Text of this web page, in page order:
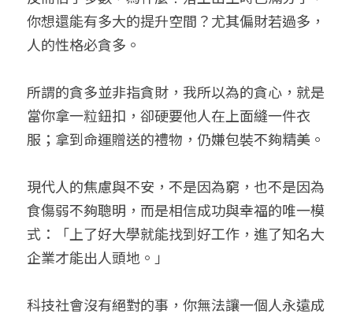
你想還能有多大的提升空間？尤其偏財若過多，
人的性格必貪多。
所謂的貪多並非指貪財，我所以為的貪心，就是
當你拿一粒鈕扣，卻硬要他人在上面縫一件衣
服；拿到命運贈送的禮物，仍嫌包裝不夠精美。
現代人的焦慮與不安，不是因為窮，也不是因為
食傷弱不夠聰明，而是相信成功與幸福的唯一模
式：「上了好大學就能找到好工作，進了知名大
企業才能出人頭地。」
科技社會沒有絕對的事，你無法讓一個人永遠成